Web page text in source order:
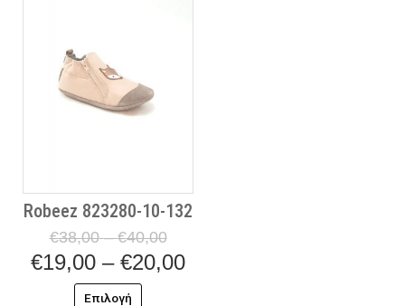
Robeez 823280-10-132
€38,00 – €40,00
€19,00 – €20,00
Επιλογή
Οι
επιλογές
στη
σελίδα
του
προϊόντος